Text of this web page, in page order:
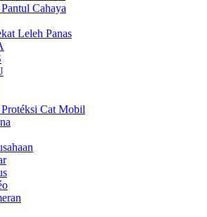
Cahaya
Leleh Panas
Cat Mobil